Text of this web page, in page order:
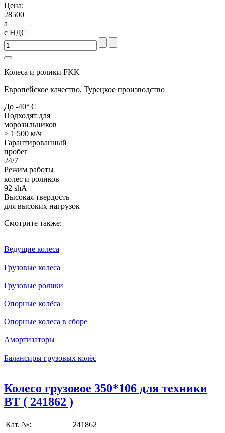
Цена:
28500
a
с НДС
Колеса и ролики FKK
Европейское качество. Турецкое производство
До -40° С
Подходят для
морозильников
> 1 500 м/ч
Гарантированный
пробег
24/7
Режим работы
колес и роликов
92 shA
Высокая твердость
для высоких нагрузок
Смотрите также:
Ведущие колеса
Грузовые колеса
Грузовые ролики
Опорные колёса
Опорные колеса в сборе
Амортизаторы
Балансиры грузовых колёс
Колесо грузовое 350*106 для техники
BT ( 241862 )
Кат. №:
241862